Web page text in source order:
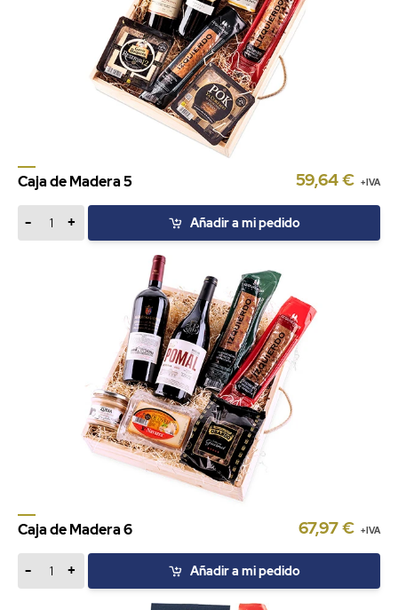
Caja de Madera 5 59,64 € +IVA
- + Añadir a mi pedido
Caja de Madera 6 67,97 € +IVA
- + Añadir a mi pedido